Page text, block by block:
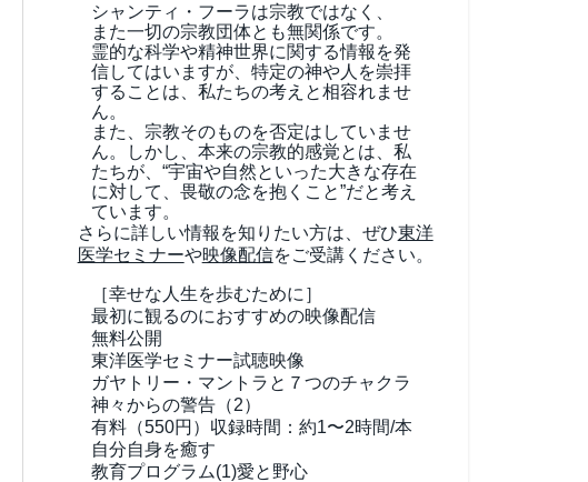
シャンティ・フーラは宗教ではなく、
また一切の宗教団体とも無関係です。
霊的な科学や精神世界に関する情報を発
信してはいますが、特定の神や人を崇拝
することは、私たちの考えと相容れませ
ん。
また、宗教そのものを否定はしていませ
ん。しかし、本来の宗教的感覚とは、私
たちが、“宇宙や自然といった大きな存在
に対して、畏敬の念を抱くこと”だと考え
ています。
さらに詳しい情報を知りたい方は、ぜひ東洋
医学セミナーや映像配信をご受講ください。
［幸せな人生を歩むために］
最初に観るのにおすすめの映像配信
無料公開
東洋医学セミナー試聴映像
ガヤトリー・マントラと７つのチャクラ
神々からの警告（2）
有料（550円） 収録時間：約1〜2時間/本
自分自身を癒す
教育プログラム(1)愛と野心